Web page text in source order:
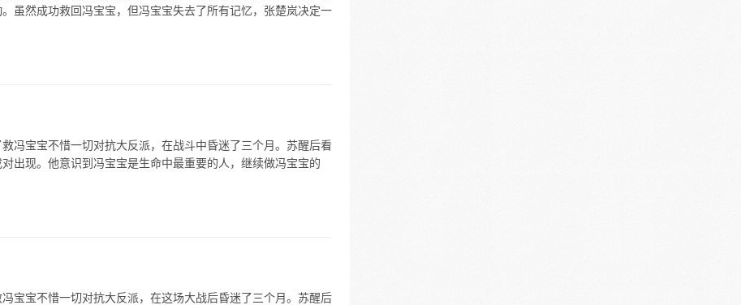
虽然成功救回冯宝宝，但冯宝宝失去了所有记忆，张楚岚决定一
冯宝宝不惜一切对抗大反派，在战斗中昏迷了三个月。苏醒后看
出现。他意识到冯宝宝是生命中最重要的人，继续做冯宝宝的
宝宝不惜一切对抗大反派，在这场大战后昏迷了三个月。苏醒后